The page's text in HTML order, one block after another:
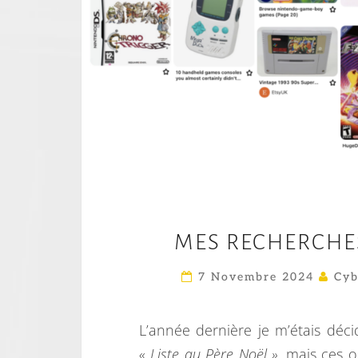
MES
7 Novembre 2024
L’année dernière je m’étais